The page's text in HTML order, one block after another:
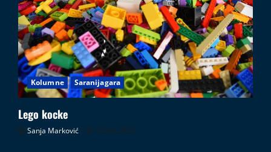
Kolumne Saranijagara
Lego kocke
Sanja Marković 02.08.2026